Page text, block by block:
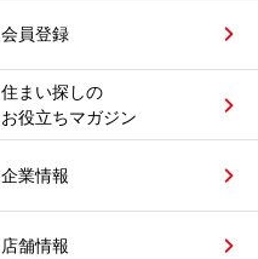
会員登録
住まい探しの
お役立ちマガジン
企業情報
店舗情報